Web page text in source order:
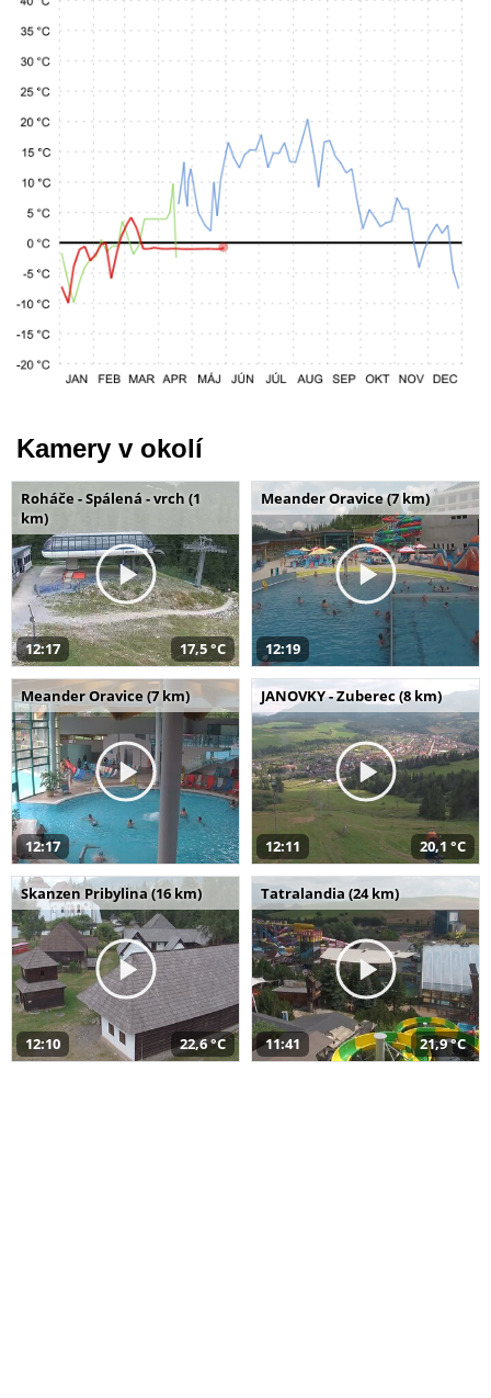
Kamery v okolí
Roháče - Spálená - vrch (1
km)
12:17 17,5 °C
Meander Oravice (7 km)
12:19
Meander Oravice (7 km)
12:17
JANOVKY - Zuberec (8 km)
12:11 20,1 °C
Skanzen Pribylina (16 km)
12:10 22,6 °C
Tatralandia (24 km)
11:41 21,9 °C